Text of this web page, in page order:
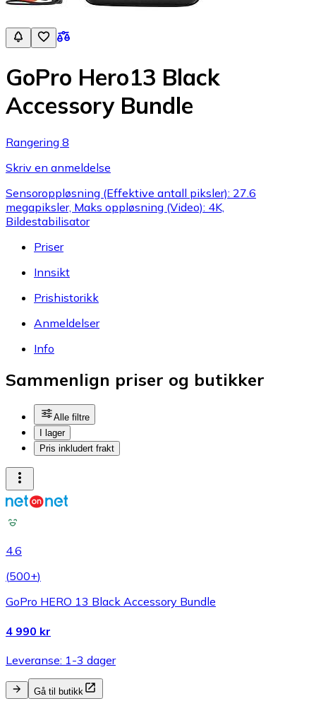
GoPro Hero13 Black
Accessory Bundle
Rangering 8
Skriv en anmeldelse
Sensoroppløsning (Effektive antall piksler): 27.6
megapiksler, Maks oppløsning (Video): 4K,
Bildestabilisator
Priser
Innsikt
Prishistorikk
Anmeldelser
Info
Sammenlign priser og butikker
Alle filtre
I lager
Pris inkludert frakt
4.6
(500+)
GoPro HERO 13 Black Accessory Bundle
4 990 kr
Leveranse: 1-3 dager
Gå til butikk